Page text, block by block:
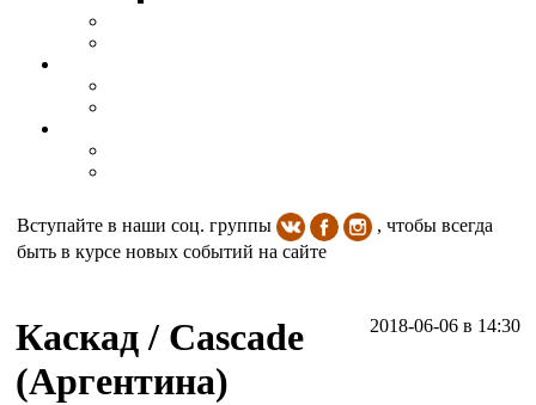
Вступайте в наши соц. группы
, чтобы всегда
быть в курсе новых событий на сайте
2018-06-06 в 14:30
Каскад / Cascade
(Аргентина)